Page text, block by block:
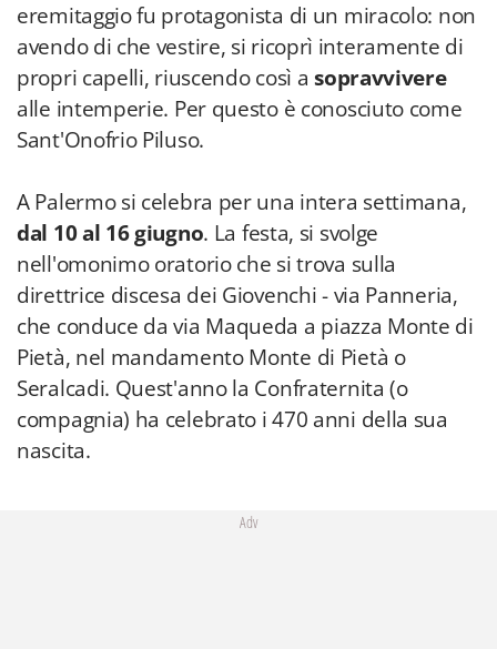
eremitaggio fu protagonista di un miracolo: non
avendo di che vestire, si ricoprì interamente di
propri capelli, riuscendo così asopravvivere
alle intemperie. Per questo è conosciuto come
Sant'Onofrio Piluso.
A Palermo si celebra per una intera settimana,
dal 10 al 16 giugno. La festa, si svolge
nell'omonimo oratorio che si trova sulla
direttrice discesa dei Giovenchi - via Panneria,
che conduce da via Maqueda a piazza Monte di
Pietà, nel mandamento Monte di Pietà o
Seralcadi. Quest'anno la Confraternita (o
compagnia) ha celebrato i 470 anni della sua
nascita.
Adv